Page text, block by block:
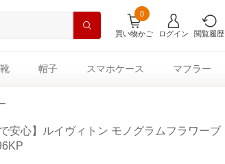
買い物かご
0
ログイン 閲覧履歴
靴 帽子 スマホケース マフラー
安心】ルイヴィトン モノグラムフラワーブ